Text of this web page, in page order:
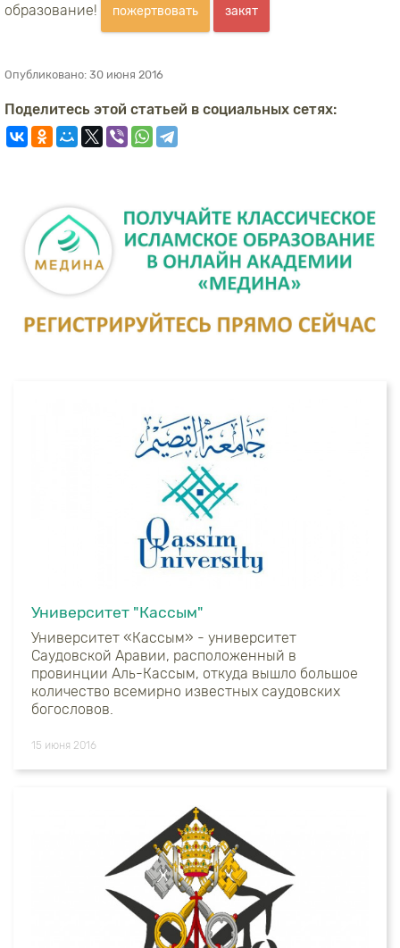
образование!
пожертвовать закят
Опубликовано: 30 июня 2016
Поделитесь этой статьей в социальных сетях:
Университет "Кассым"
Университет «Кассым» - университет
Саудовской Аравии, расположенный в
провинции Аль-Кассым, откуда вышло большое
количество всемирно известных саудовских
богословов.
15 июня 2016